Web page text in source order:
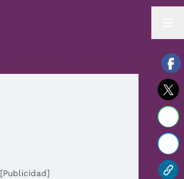
06 / agosto / 2026 | 03:49 hrs.
[Publicidad]